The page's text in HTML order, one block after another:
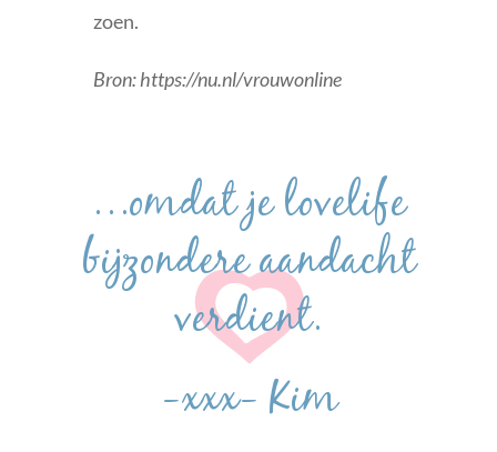
zoen.
Bron: https://nu.nl/vrouwonline
…omdat je lovelife
bijzondere aandacht
verdient.
-xxx- Kim